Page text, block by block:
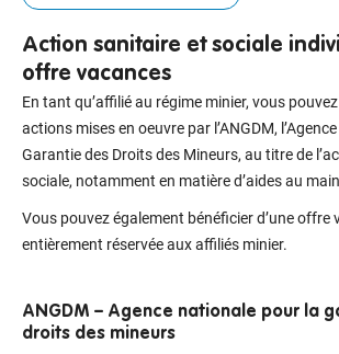
Action sanitaire et sociale
offre vacances
En tant qu’affilié au régime minier, vous
actions mises en oeuvre par l’ANGDM,
Garantie des Droits des Mineurs, au titre de
sociale, notamment en matière d’aides au
Vous pouvez également bénéficier d’une offre
entièrement réservée aux affiliés minier.
ANGDM – Agence nationale pour la
droits des mineurs